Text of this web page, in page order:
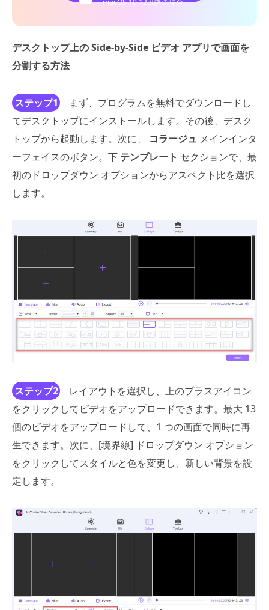
macOS 10.12以降の場合
デスクトップ上の Side-by-Side ビデオ アプリで画面を
分割する方法
ステップ1
まず、プログラムを無料でダウンロードし
てデスクトップにインストールします。その後、デスク
トップから起動します。次に、 コラージュ メインインタ
ーフェイスのボタン。下 テンプレート セクションで、最
初のドロップダウン オプションからアスペクト比を選択
します。
ステップ2
レイアウトを選択し、上のプラスアイコン
をクリックしてビデオをアップロードできます。最大 13
個のビデオをアップロードして、1 つの画面で同時に再
生できます。次に、[境界線] ドロップダウン オプション
をクリックしてスタイルと色を変更し、新しい背景を設
定します。